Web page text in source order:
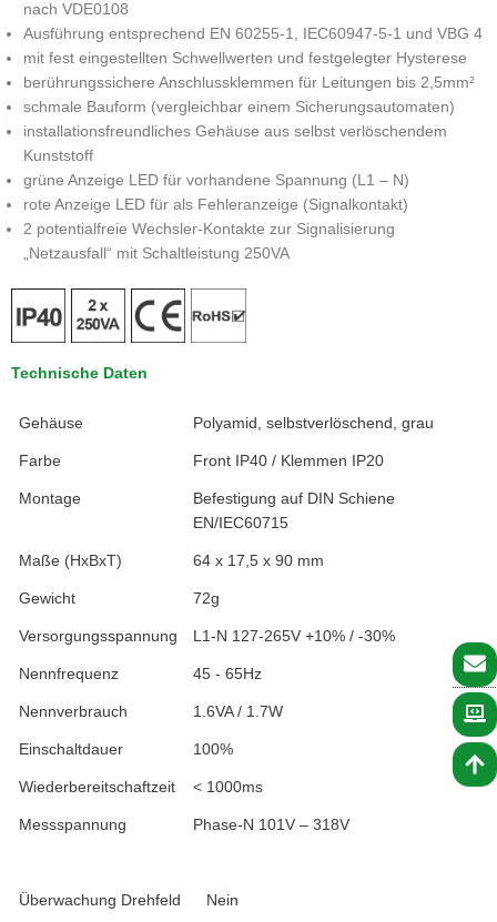
nach VDE0108
Ausführung entsprechend EN 60255-1, IEC60947-5-1 und VBG 4
mit fest eingestellten Schwellwerten und festgelegter Hysterese
berührungssichere Anschlussklemmen für Leitungen bis 2,5mm²
schmale Bauform (vergleichbar einem Sicherungsautomaten)
installationsfreundliches Gehäuse aus selbst verlöschendem
Kunststoff
grüne Anzeige LED für vorhandene Spannung (L1 – N)
rote Anzeige LED für als Fehleranzeige (Signalkontakt)
2 potentialfreie Wechsler-Kontakte zur Si­gna­li­sie­rung
„Netzausfall“ mit Schaltleistung 250VA
Technische Daten
Gehäuse Polyamid, selbstverlöschend, grau
Farbe Front IP40 / Klemmen IP20
Montage
Befestigung auf DIN Schiene
EN/IEC60715
Maße (HxBxT) 64 x 17,5 x 90 mm
Gewicht 72g
Versorgungsspannung L1-N 127-265V +10% / -30%
Nennfrequenz 45 - 65Hz
Nennverbrauch 1.6VA / 1.7W
Einschaltdauer 100%
Wiederbereitschaftzeit < 1000ms
Messspannung Phase-N 101V – 318V
Überwachung Drehfeld Nein